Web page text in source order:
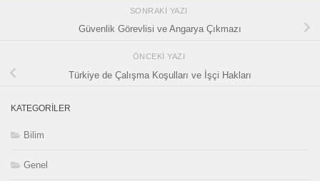
SONRAKI YAZI
Güvenlik Görevlisi ve Angarya Çıkmazı
ÖNCEKI YAZI
Türkiye de Çalışma Koşulları ve İşçi Hakları
KATEGORILER
Bilim
Genel